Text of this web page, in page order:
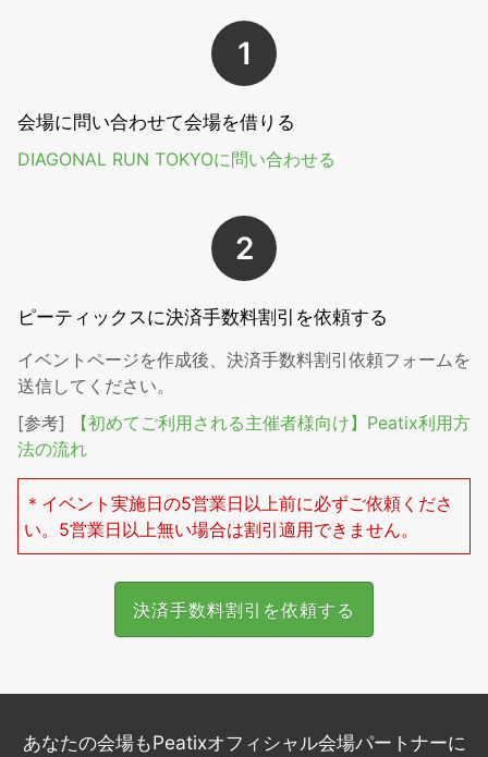
1
会場に問い合わせて会場を借りる
DIAGONAL RUN TOKYOに問い合わせる
2
ピーティックスに決済手数料割引を依頼する
イベントページを作成後、決済手数料割引依頼フォームを
送信してください。
[参考]
【初めてご利用される主催者様向け】Peatix利用方
法の流れ
＊イベント実施日の5営業日以上前に必ずご依頼くださ
い。5営業日以上無い場合は割引適用できません。
決済手数料割引を依頼する
あなたの会場もPeatixオフィシャル会場パートナーに